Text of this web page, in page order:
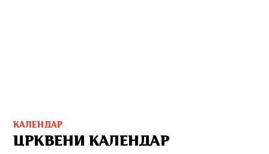
КАЛЕНДАР
ЦРКВЕНИ КАЛЕНДАР